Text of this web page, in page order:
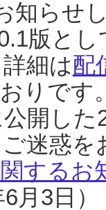
知らせ
版と
細は配
りです
開し
迷惑
するお
月3日）